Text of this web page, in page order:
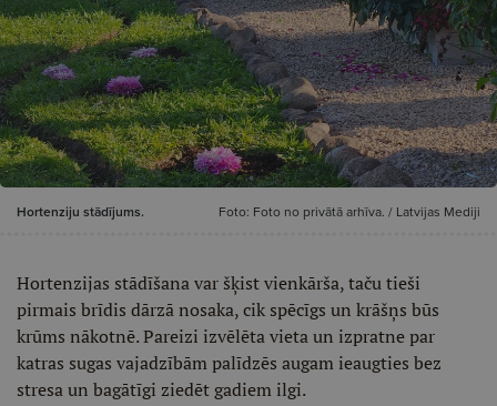
Hortenziju stādījums. Foto: Foto no privātā arhīva. / Latvijas Mediji
Hortenzijas stādīšana var šķist vienkārša, taču tieši
pirmais brīdis dārzā nosaka, cik spēcīgs un krāšņs būs
krūms nākotnē. Pareizi izvēlēta vieta un izpratne par
katras sugas vajadzībām palīdzēs augam ieaugties bez
stresa un bagātīgi ziedēt gadiem ilgi.